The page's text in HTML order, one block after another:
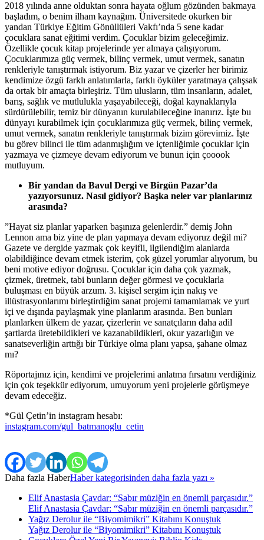
2018 yılında anne olduktan sonra hayata oğlum gözünden bakmaya
başladım, o benim ilham kaynağım. Üniversitede okurken bir
yandan Türkiye Eğitim Gönüllüleri Vakfı’nda 5 sene kadar
çocuklara sanat eğitimi verdim. Çocuklar bizim geleceğimiz.
Özellikle çocuk kitap projelerinde yer almaya çalışıyorum.
Çocuklarımıza güç vermek, bilinç vermek, umut vermek, sanatın
renkleriyle tanıştırmak istiyorum. Biz yazar ve çizerler her birimiz
kendimize özgü farklı anlatımlarla, farklı öyküler yaratmaya çalışsak
da ortak bir amaçta birleşiriz. Tüm ulusların, tüm insanların, adalet,
barış, sağlık ve mutlulukla yaşayabileceği, doğal kaynaklarıyla
sürdürülebilir, temiz bir dünyanın kurulabileceğine inanırız. İşte bu
dünyayı kurabilmek için çocuklarımıza güç vermek, bilinç vermek,
umut vermek, sanatın renkleriyle tanıştırmak bizim görevimiz. İşte
bu görev bilinci ile tüm adanmışlığım ve içtenliğimle çocuklar için
yazmaya ve çizmeye devam ediyorum ve bunun için çooook
mutluyum.
Bir yandan da Bavul Dergi ve Birgün Pazar’da
yazıyorsunuz. Nasıl gidiyor? Başka neler var planlarınız
arasında?
”Hayat siz planlar yaparken başınıza gelenlerdir.” demiş John
Lennon ama biz yine de plan yapmaya devam ediyoruz değil mi?
Gazete ve dergide yazmak çok keyifli, ilgilendiğim alanlarda
olabildiğince devam etmek isterim, çok güzel yorumlar alıyorum, bu
beni motive ediyor doğrusu. Çocuklar için daha çok yazmak,
çizmek, üretmek, tabi bunların değer görmesi ve çocuklarla
buluşması en büyük arzum. 3. kişisel sergim için nakış ve
illüstrasyonlarımı birleştirdiğim sanat projemi tamamlamak ve yurt
içi ve dışında paylaşmak yine planlarım arasında. Ben bunları
planlarken ülkem de yazar, çizerlerin ve sanatçıların daha adil
şartlarda üretebildikleri ve kazanabildikleri, okur yazarlığın ve
sanatseverliğin arttığı bir Türkiye olma planı yapsa, şahane olmaz
mı?
Röportajınız için, kendimi ve projelerimi anlatma fırsatını verdiğiniz
için çok teşekkür ediyorum, umuyorum yeni projelerle görüşmeye
devam edeceğiz.
*Gül Çetin’in instagram hesabı:
instagram.com/gul_batmanoglu_cetin
Daha fazla HaberHaber kategorisinden daha fazla yazı »
Elif Anastasia Çavdar: “Sabır müziğin en önemli parçasıdır.”
Elif Anastasia Çavdar: “Sabır müziğin en önemli parçasıdır.”
Yağız Derolur ile “Biyomimikri” Kitabını Konuştuk
Yağız Derolur ile “Biyomimikri” Kitabını Konuştuk